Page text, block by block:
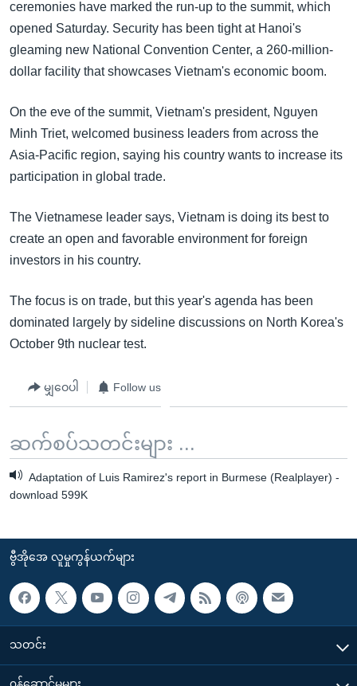
ရန်
ရှာဖွေ
ရန်
ကျော်
ရန်
ဗွီအိုအေ လူမှုကွန်ယက်များ
ဘာသာစကားများ
ceremonies have marked the run-up to the summit, which
opened Saturday. Security has been tight at Hanoi's
gleaming new National Convention Center, a 260-million-
dollar facility that showcases Vietnam's economic boom.
On the eve of the summit, Vietnam's president, Nguyen
Minh Triet, welcomed business leaders from across the
Asia-Pacific region, saying his country wants to increase its
participation in global trade.
The Vietnamese leader says, Vietnam is doing its best to
create an open and favorable environment for foreign
investors in his country.
The focus is on trade, but this year's agenda has been
dominated largely by sideline discussions on North Korea's
October 9th nuclear test.
မျှဝေပါ Follow us
ဆက်စပ်သတင်းများ ...
Adaptation of Luis Ramirez's report in Burmese (Realplayer) -
download 599K
ဗွီအိုအေ လူမှုကွန်ယက်များ
သတင်း
၀န်ဆောင်မှုများ